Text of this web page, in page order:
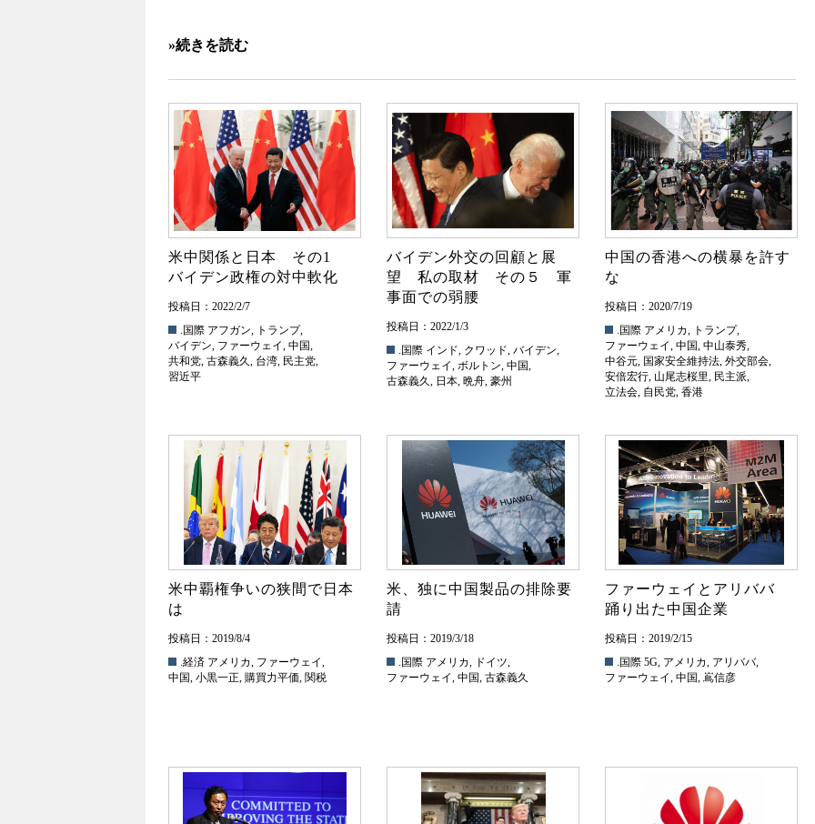
»続きを読む
米中関係と日本 その1
バイデン政権の対中軟化
投稿日：2022/2/7
.国際 アフガン, トランプ,
バイデン, ファーウェイ, 中国,
共和党, 古森義久, 台湾, 民主党,
習近平
バイデン外交の回顧と展
望 私の取材 その５ 軍
事面での弱腰
投稿日：2022/1/3
.国際 インド, クワッド, バイデン,
ファーウェイ, ボルトン, 中国,
古森義久, 日本, 晩舟, 豪州
中国の香港への横暴を許す
な
投稿日：2020/7/19
.国際 アメリカ, トランプ,
ファーウェイ, 中国, 中山泰秀,
中谷元, 国家安全維持法, 外交部会,
安倍宏行, 山尾志桜里, 民主派,
立法会, 自民党, 香港
米中覇権争いの狭間で日本
は
投稿日：2019/8/4
.経済 アメリカ, ファーウェイ,
中国, 小黒一正, 購買力平価, 関税
米、独に中国製品の排除要
請
投稿日：2019/3/18
.国際 アメリカ, ドイツ,
ファーウェイ, 中国, 古森義久
ファーウェイとアリババ
踊り出た中国企業
投稿日：2019/2/15
.国際 5G, アメリカ, アリババ,
ファーウェイ, 中国, 嶌信彦